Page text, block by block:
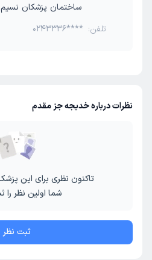
ساختمان پزشکان نسیم، طبقه 1،
تلفن: 0243336****
نظرات درباره خدیجه جز مقدم
تاکنون نظری برای این
شما اولین نظر را
ثبت نظر